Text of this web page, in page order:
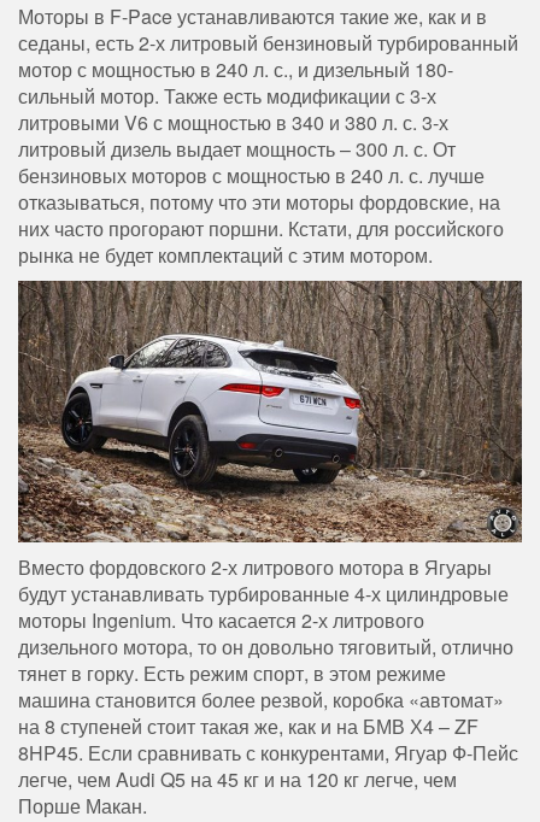
Моторы в F-Pace устанавливаются такие же, как и в
седаны, есть 2-х литровый бензиновый турбированный
мотор с мощностью в 240 л. с., и дизельный 180-
сильный мотор. Также есть модификации с 3-х
литровыми V6 с мощностью в 340 и 380 л. с. 3-х
литровый дизель выдает мощность – 300 л. с. От
бензиновых моторов с мощностью в 240 л. с. лучше
отказываться, потому что эти моторы фордовские, на
них часто прогорают поршни. Кстати, для российского
рынка не будет комплектаций с этим мотором.
Вместо фордовского 2-х литрового мотора в Ягуары
будут устанавливать турбированные 4-х цилиндровые
моторы Ingenium. Что касается 2-х литрового
дизельного мотора, то он довольно тяговитый, отлично
тянет в горку. Есть режим спорт, в этом режиме
машина становится более резвой, коробка «автомат»
на 8 ступеней стоит такая же, как и на БМВ Х4 – ZF
8HP45. Если сравнивать с конкурентами, Ягуар Ф-Пейс
легче, чем Audi Q5 на 45 кг и на 120 кг легче, чем
Порше Макан.